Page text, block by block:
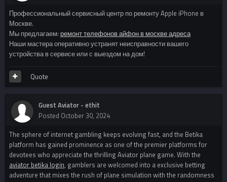
Профессиональный сервисный центр по ремонту Apple iPhone в
Москве.
Мы предлагаем: ремонт телефонов айфон в москве адреса
Наши мастера оперативно устранят неисправности вашего
устройства в сервисе или с выездом на дом!
Quote
Guest Aviator - ethit
Posted October 30, 2024
The sphere of internet gambling keeps evolving fast, and the Betika
platform has gained prominence as one of the premier platforms for
devotees who appreciate the thrilling Aviator plane game. With the
aviator betika login, gamblers are welcomed into a exclusive betting
adventure that mixes the rush of plane simulation with the randomness